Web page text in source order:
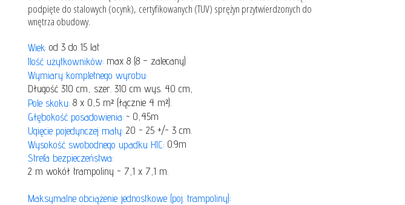
Przeplotnie płaskie
Tunele Linowe
podpięte do stalowych (ocynk), certyfikowanych (TUV) sprężyn przytwierdzonych do
wnętrza obudowy.
Wiek: od 3 do 15 lat
Ilość użytkowników: max 8 (8 – zalecany)
Wymiary kompletnego wyrobu:
Długość 310 cm, szer. 310 cm wys. 40 cm,
Pole skoku: 8 x 0,5 m² (łącznie 4 m²).
Głębokość posadowienia: ~ 0,45m
Ugięcie pojedynczej maty: 20 - 25 +/- 3 cm.
Wysokość swobodnego upadku HIC: 0.9m
Strefa bezpieczeństwa:
2 m wokół trampoliny - 7,1 x 7,1 m.
Maksymalne obciążenie jednostkowe (poj. trampoliny):